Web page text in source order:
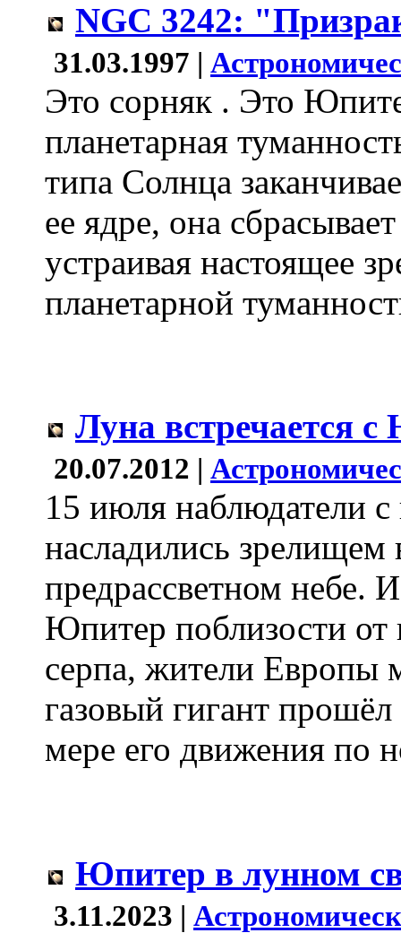
NGC 3242:
31.03.1997 |
Это сорняк . Это
планетарная
типа Солнца
ее ядре, она
устраивая настоящее
планетарной
Луна встречается
20.07.2012 |
15 июля наблюдатели
насладились
предрассветном небе.
Юпитер поблизости от
серпа, жители Европы
газовый гигант
мере его движения по
Юпитер в лунном
3.11.2023 |